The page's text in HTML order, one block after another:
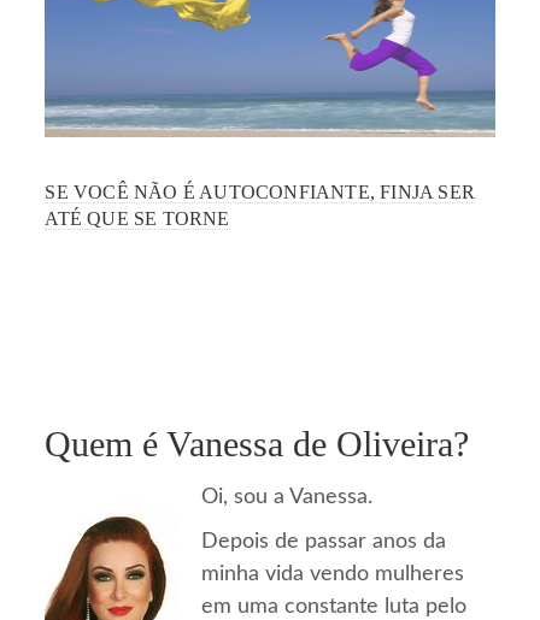
SE VOCÊ NÃO É AUTOCONFIANTE, FINJA SER
ATÉ QUE SE TORNE
Quem é Vanessa de Oliveira?
Oi, sou a Vanessa.
Depois de passar anos da
minha vida vendo mulheres
em uma constante luta pelo